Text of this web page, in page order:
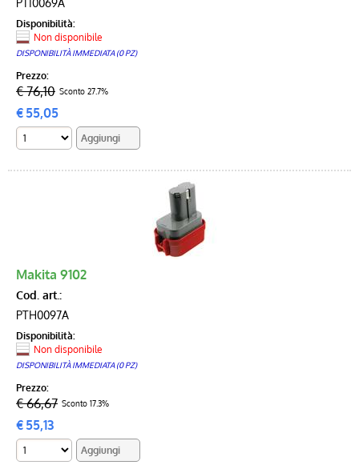
PTI0069A
Disponibilità:
Non disponibile
DISPONIBILITÀ IMMEDIATA (0 PZ)
Prezzo:
€ 76,10 Sconto 27.7%
€55,05
Makita 9102
Cod. art.:
PTH0097A
Disponibilità:
Non disponibile
DISPONIBILITÀ IMMEDIATA (0 PZ)
Prezzo:
€ 66,67 Sconto 17.3%
€55,13